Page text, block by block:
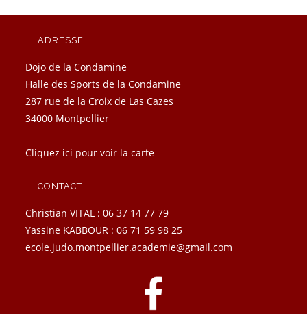
ADRESSE
Dojo de la Condamine
Halle des Sports de la Condamine
287 rue de la Croix de Las Cazes
34000 Montpellier
Cliquez ici pour voir la carte
CONTACT
Christian VITAL : 06 37 14 77 79
Yassine KABBOUR : 06 71 59 98 25
ecole.judo.montpellier.academie@gmail.com